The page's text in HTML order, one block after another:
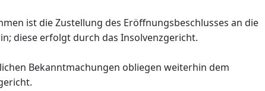
ist die Zustellung des Eröffnungsbeschlusses an die
diese erfolgt durch das Insolvenzgericht.
Bekanntmachungen obliegen weiterhin dem